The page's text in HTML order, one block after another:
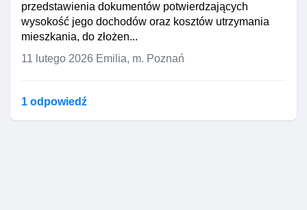
przedstawienia dokumentów potwierdzających
wysokość jego dochodów oraz kosztów utrzymania
mieszkania, do złożen...
11 lutego 2026 Emilia, m. Poznań
1 odpowiedź